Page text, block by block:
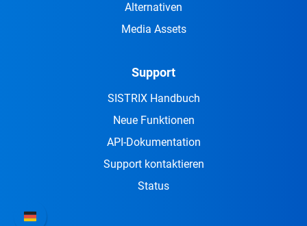
Alternativen
Media Assets
Support
SISTRIX Handbuch
Neue Funktionen
API-Dokumentation
Support kontaktieren
Status